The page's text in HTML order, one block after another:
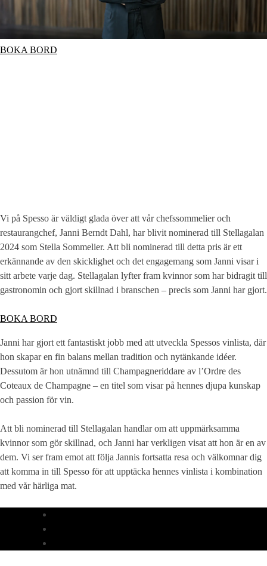
BOKA BORD
Vi på Spesso är väldigt glada över att vår chefssommelier och
restaurangchef, Janni Berndt Dahl, har blivit nominerad till Stellagalan
2024 som Stella Sommelier. Att bli nominerad till detta pris är ett
erkännande av den skicklighet och det engagemang som Janni visar i
sitt arbete varje dag. Stellagalan lyfter fram kvinnor som har bidragit till
gastronomin och gjort skillnad i branschen – precis som Janni har gjort.
BOKA BORD
Janni har gjort ett fantastiskt jobb med att utveckla Spessos vinlista, där
hon skapar en fin balans mellan tradition och nytänkande idéer.
Dessutom är hon utnämnd till Champagneriddare av l’Ordre des
Coteaux de Champagne – en titel som visar på hennes djupa kunskap
och passion för vin.
Att bli nominerad till Stellagalan handlar om att uppmärksamma
kvinnor som gör skillnad, och Janni har verkligen visat att hon är en av
dem. Vi ser fram emot att följa Jannis fortsatta resa och välkomnar dig
att komma in till Spesso för att upptäcka hennes vinlista i kombination
med vår härliga mat.